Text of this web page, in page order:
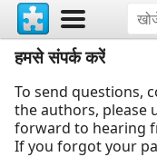
हमसे संपर्क करें
To send questions,
the authors, please
forward to hearing
If you forgot your